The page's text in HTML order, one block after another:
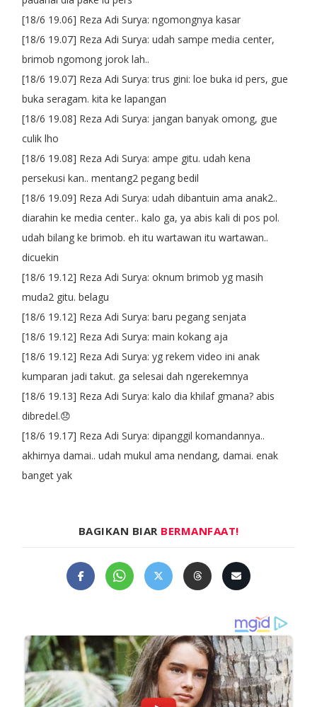
[18/6 19.06] Reza Adi Surya: ngomongnya kasar
[18/6 19.07] Reza Adi Surya: udah sampe media center,
brimob ngomong jorok lah..
[18/6 19.07] Reza Adi Surya: trus gini: loe buka id pers, gue
buka seragam. kita ke lapangan
[18/6 19.08] Reza Adi Surya: jangan banyak omong, gue
culik lho
[18/6 19.08] Reza Adi Surya: ampe gitu. udah kena
persekusi kan.. mentang2 pegang bedil
[18/6 19.09] Reza Adi Surya: udah dibantuin ama anak2..
diarahin ke media center.. kalo ga, ya abis kali di pos pol.
udah bilang ke brimob. eh itu wartawan itu wartawan..
dicuekin
[18/6 19.12] Reza Adi Surya: oknum brimob yg masih
muda2 gitu. belagu
[18/6 19.12] Reza Adi Surya: baru pegang senjata
[18/6 19.12] Reza Adi Surya: main kokang aja
[18/6 19.12] Reza Adi Surya: yg rekem video ini anak
kumparan jadi takut. ga selesai dah ngerekemnya
[18/6 19.13] Reza Adi Surya: kalo dia khilaf gmana? abis
dibredel.😞
[18/6 19.17] Reza Adi Surya: dipanggil komandannya..
akhirnya damai.. udah mukul ama nendang, damai. enak
banget yak
BAGIKAN BIAR BERMANFAAT!